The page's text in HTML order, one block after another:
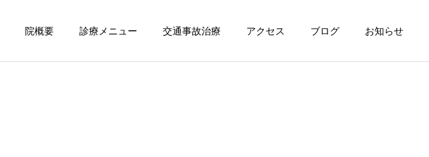
院概要 診療メニュー 交通事故治療 アクセス ブログ お知らせ